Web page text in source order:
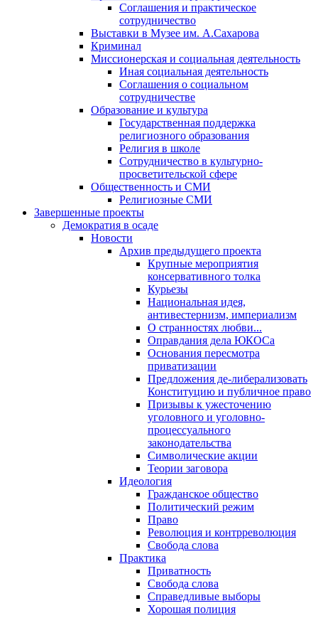
Соглашения и практическое
сотрудничество
Выставки в Музее им. А.Сахарова
Криминал
Миссионерская и социальная деятельность
Иная социальная деятельность
Соглашения о социальном
сотрудничестве
Образование и культура
Государственная поддержка
религиозного образования
Религия в школе
Сотрудничество в культурно-
просветительской сфере
Общественность и СМИ
Религиозные СМИ
Завершенные проекты
Демократия в осаде
Новости
Архив предыдущего проекта
Крупные мероприятия
консервативного толка
Курьезы
Национальная идея,
антивестернизм, империализм
О странностях любви...
Оправдания дела ЮКОСа
Основания пересмотра
приватизации
Предложения де-либерализовать
Конституцию и публичное право
Призывы к ужесточению
уголовного и уголовно-
процессуального
законодательства
Символические акции
Теории заговора
Идеология
Гражданское общество
Политический режим
Право
Революция и контрреволюция
Свобода слова
Практика
Приватность
Свобода слова
Справедливые выборы
Хорошая полиция